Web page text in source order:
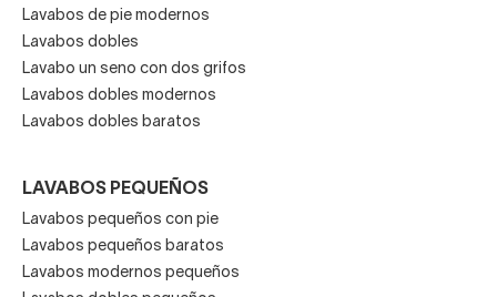
Lavabos de pie modernos
Lavabos dobles
Lavabo un seno con dos grifos
Lavabos dobles modernos
Lavabos dobles baratos
LAVABOS PEQUEÑOS
Lavabos pequeños con pie
Lavabos pequeños baratos
Lavabos modernos pequeños